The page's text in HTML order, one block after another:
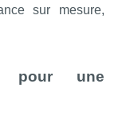
sur mesure,
pour une